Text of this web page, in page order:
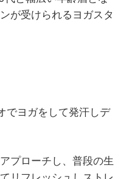
が受けられるヨガスタ
ヨガをして発汗しデ
プローチし、普段の生